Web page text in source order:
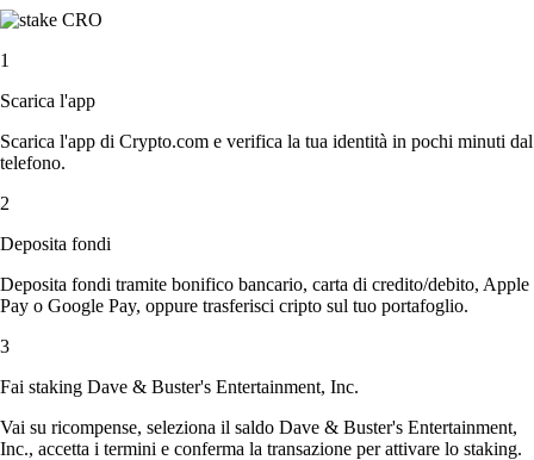
1
Scarica l'app
Scarica l'app di Crypto.com e verifica la tua identità in pochi minuti dal
telefono.
2
Deposita fondi
Deposita fondi tramite bonifico bancario, carta di credito/debito, Apple
Pay o Google Pay, oppure trasferisci cripto sul tuo portafoglio.
3
Fai staking Dave & Buster's Entertainment, Inc.
Vai su ricompense, seleziona il saldo Dave & Buster's Entertainment,
Inc., accetta i termini e conferma la transazione per attivare lo staking.